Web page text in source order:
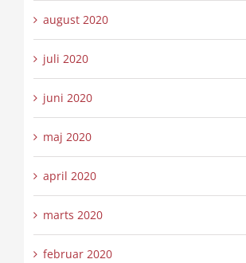
august 2020
juli 2020
juni 2020
maj 2020
april 2020
marts 2020
februar 2020